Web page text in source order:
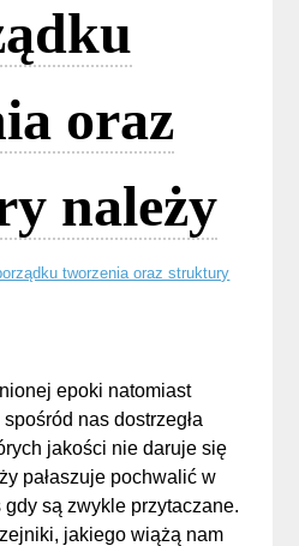
oraz
należy
tworzenia oraz struktury
epoki natomiast
nas dostrzegła
jakości nie daruje się
pałaszuje pochwalić w
są zwykle przytaczane.
jakiego wiążą nam